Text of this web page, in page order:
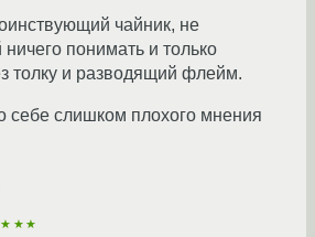
чайник, не
понимать и только
толку и разводящий флейм.
себе слишком плохого мнения